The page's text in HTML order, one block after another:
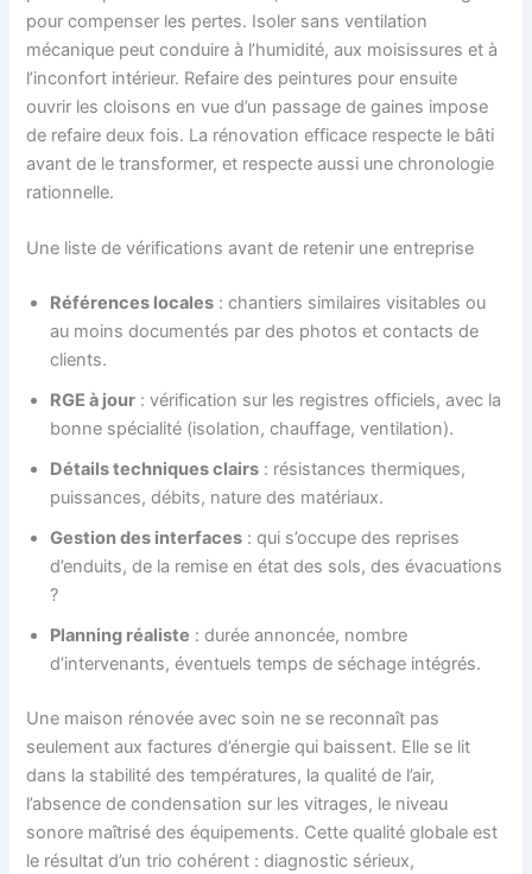
pour compenser les pertes. Isoler sans ventilation
mécanique peut conduire à l’humidité, aux moisissures et à
l’inconfort intérieur. Refaire des peintures pour ensuite
ouvrir les cloisons en vue d’un passage de gaines impose
de refaire deux fois. La rénovation efficace respecte le bâti
avant de le transformer, et respecte aussi une chronologie
rationnelle.
Une liste de vérifications avant de retenir une entreprise
Références locales : chantiers similaires visitables ou
au moins documentés par des photos et contacts de
clients.
RGE à jour : vérification sur les registres officiels, avec la
bonne spécialité (isolation, chauffage, ventilation).
Détails techniques clairs : résistances thermiques,
puissances, débits, nature des matériaux.
Gestion des interfaces : qui s’occupe des reprises
d’enduits, de la remise en état des sols, des évacuations
?
Planning réaliste : durée annoncée, nombre
d’intervenants, éventuels temps de séchage intégrés.
Une maison rénovée avec soin ne se reconnaît pas
seulement aux factures d’énergie qui baissent. Elle se lit
dans la stabilité des températures, la qualité de l’air,
l’absence de condensation sur les vitrages, le niveau
sonore maîtrisé des équipements. Cette qualité globale est
le résultat d’un trio cohérent : diagnostic sérieux,